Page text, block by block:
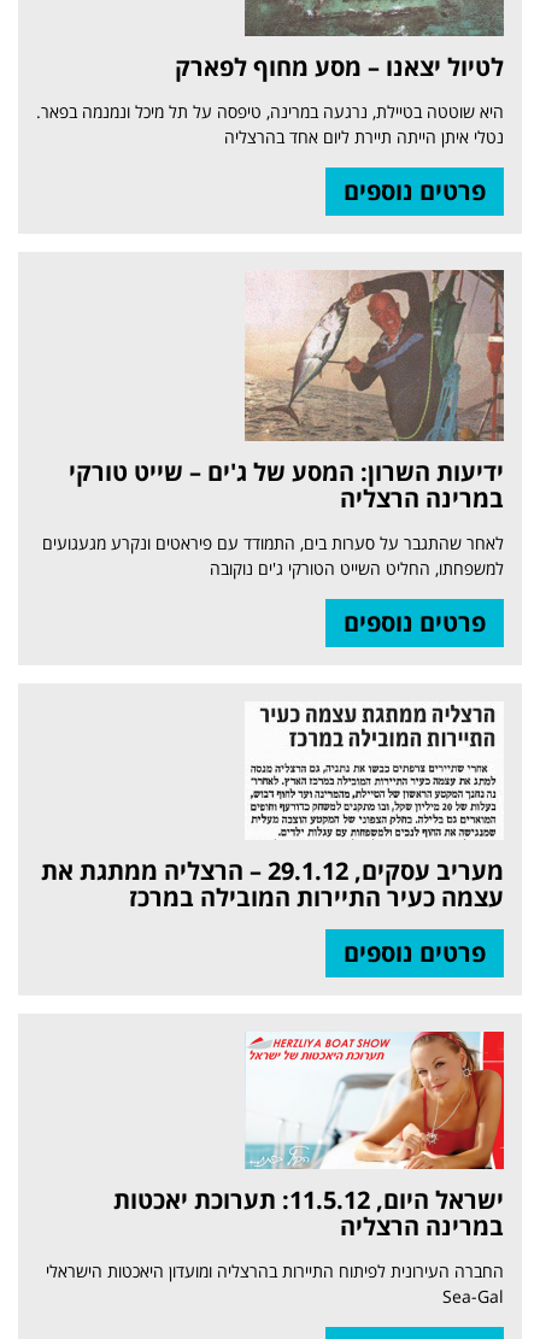
לטיול יצאנו – מסע מחוף לפארק
היא שוטטה בטיילת, נרגעה במרינה, טיפסה על תל מיכל ונמנמה בפאר.
נטלי איתן הייתה תיירת ליום אחד בהרצליה
פרטים נוספים
ידיעות השרון: המסע של ג'ים – שייט טורקי
במרינה הרצליה
לאחר שהתגבר על סערות בים, התמודד עם פיראטים ונקרע מגעגועים
למשפחתו, החליט השייט הטורקי ג'ים נוקובה
פרטים נוספים
מעריב עסקים, 29.1.12 – הרצליה ממתגת את
עצמה כעיר התיירות המובילה במרכז
פרטים נוספים
ישראל היום, 11.5.12: תערוכת יאכטות
במרינה הרצליה
החברה העירונית לפיתוח התיירות בהרצליה ומועדון היאכטות הישראלי
Sea-Gal